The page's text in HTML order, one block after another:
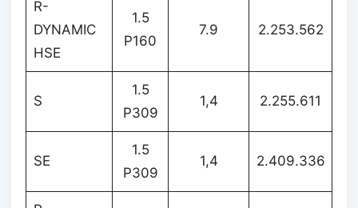
R-
DYNAMIC
HSE
1.5
P160
7.9 2.253.562
S
1.5
P309
1,4 2.255.611
SE
1.5
P309
1,4 2.409.336